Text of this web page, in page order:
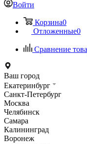
Войти
Корзина0
Отложенные0
Сравнение
Ваш город
Екатеринбург
Санкт-Петербург
Москва
Челябинск
Самара
Калининград
Воронеж